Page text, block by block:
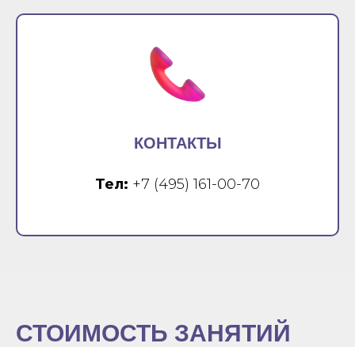
КОНТАКТЫ
Тел: +7 (495) 161-00-70
СТОИМОСТЬ ЗАНЯТИЙ